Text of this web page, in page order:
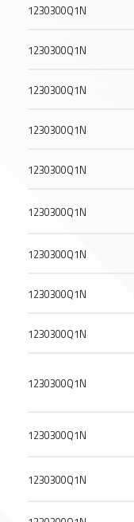
1230300Q1N
1230300Q1N
1230300Q1N
1230300Q1N
1230300Q1N
1230300Q1N
1230300Q1N
1230300Q1N
1230300Q1N
1230300Q1N
1230300Q1N
1230300Q1N